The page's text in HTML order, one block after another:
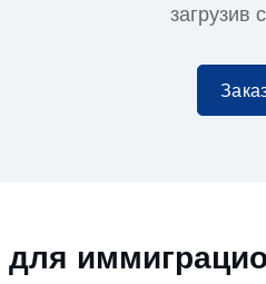
загрузив